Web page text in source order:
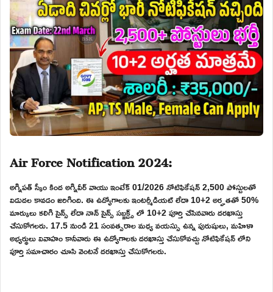
Air Force Notification 2024:
అగ్నిపత్ స్కీం కింద అగ్నివీర్ వాయు ఇంటేక్ 01/2026 నోటిఫికేషన్ 2,500 పోస్టులతో
విడుదల కావడం జరిగింది. ఈ ఉద్యోగాలకు ఇంటర్మీడియట్ లేదా 10+2 అర్హతతో 50%
మార్కులు కలిగి సైన్స్ లేదా నాన్ సైన్స్ సబ్జక్ట్స్ లో 10+2 పూర్తి చేసినవారు దరఖాస్తు
చేసుకోగలరు. 17.5 నుండి 21 సంవత్సరాల మధ్య వయస్సు ఉన్న పురుషులు, మహిళా
అభ్యర్థులు వివాహం కానీవారు ఈ ఉద్యోగాలకు దరఖాస్తు చేసుకోవచ్చు నోటిఫికేషన్ లోని
పూర్తి సమాచారం చూసి వెంటనే దరఖాస్తు చేసుకోగలరు.